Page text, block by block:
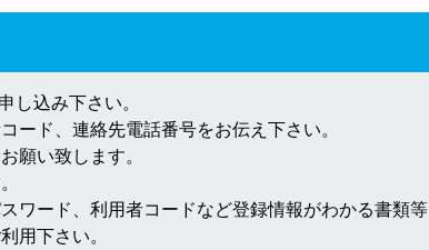
込み下さい。
ード、連絡先電話番号をお伝え下さい。
願い致します。
ワード、利用者コードなど登録情報がわかる書類等
用下さい。